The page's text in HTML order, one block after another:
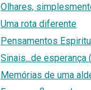
Olhares,
Uma rota diferente
Pensamentos
Sinais...de
Memórias de uma